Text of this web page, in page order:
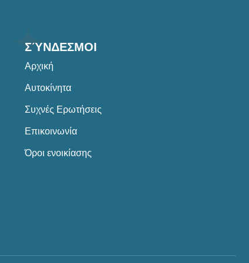
ΣΎΝΔΕΣΜΟΙ
Αρχική
Αυτοκίνητα
Συχνές Ερωτήσεις
Επικοινωνία
Όροι ενοικίασης